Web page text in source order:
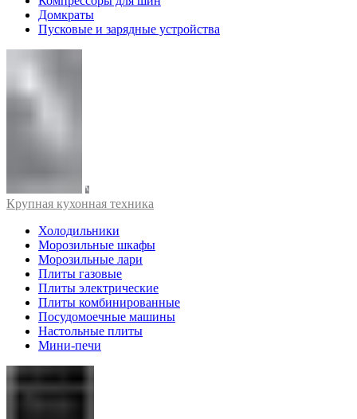
Домкраты
Пусковые и зарядные устройства
Крупная кухонная техника
Холодильники
Морозильные шкафы
Морозильные лари
Плиты газовые
Плиты электрические
Плиты комбинированные
Посудомоечные машины
Настольные плиты
Мини-печи